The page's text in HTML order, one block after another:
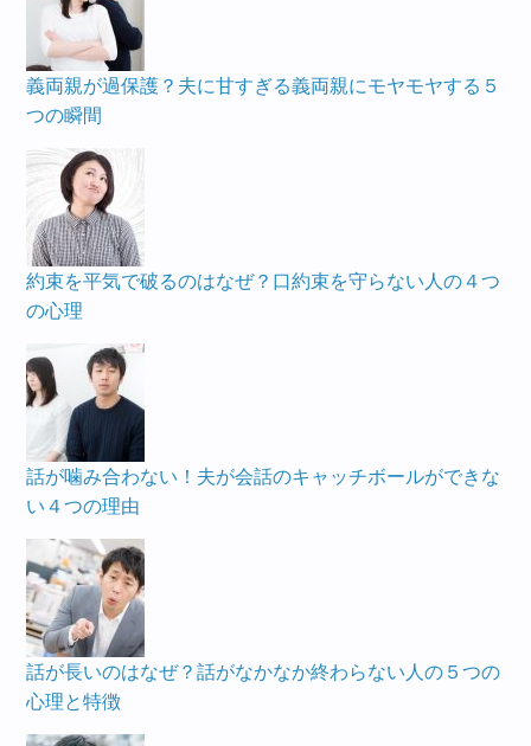
義両親が過保護？夫に甘すぎる義両親にモヤモヤする５
つの瞬間
約束を平気で破るのはなぜ？口約束を守らない人の４つ
の心理
話が噛み合わない！夫が会話のキャッチボールができな
い４つの理由
話が長いのはなぜ？話がなかなか終わらない人の５つの
心理と特徴